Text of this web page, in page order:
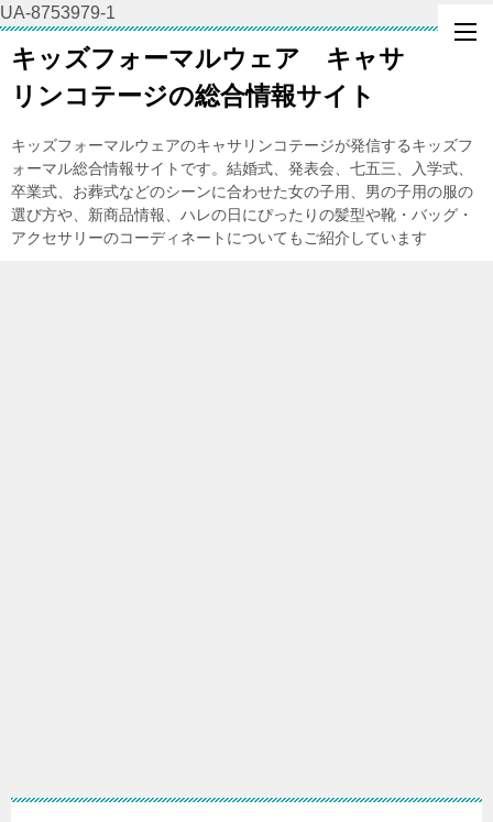
UA-8753979-1
キッズフォーマルウェア キャサ
リンコテージの総合情報サイト
キッズフォーマルウェアのキャサリンコテージが発信するキッズフ
ォーマル総合情報サイトです。結婚式、発表会、七五三、入学式、
卒業式、お葬式などのシーンに合わせた女の子用、男の子用の服の
選び方や、新商品情報、ハレの日にぴったりの髪型や靴・バッグ・
アクセサリーのコーディネートについてもご紹介しています